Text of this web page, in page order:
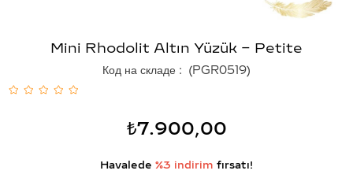
Mini Rhodolit Altın Yüzük – Petite
Код на складе (PGR0519)
₺7.900,00
Havalede %3 indirim fırsatı!